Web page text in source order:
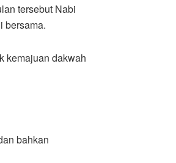
tersebut Nabi
bersama.
kemajuan dakwah
bahkan